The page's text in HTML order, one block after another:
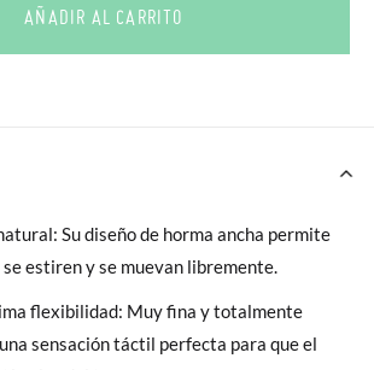
AÑADIR AL CARRITO
Su diseño de horma ancha permite
se estiren y se muevan libremente.
flexibilidad: Muy fina y totalmente
sensación táctil perfecta para que el